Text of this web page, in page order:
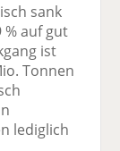
sank
% auf gut
ist
Tonnen
lediglich